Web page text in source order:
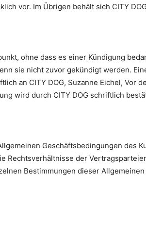
vor. Im Übrigen behält sich CITY
ohne dass es einer Kündigung
sie nicht zuvor gekündigt werden.
an CITY DOG, Suzanne Eichel, Vor
wird durch CITY DOG schriftlich
Geschäftsbedingungen des
Rechtsverhältnisse der
Bestimmungen dieser